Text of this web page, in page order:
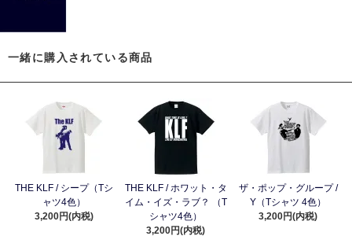
一緒に購入されている商品
THE KLF / シープ（Tシ
ャツ4色）
3,200円(内税)
THE KLF / ホワット・タ
イム・イズ・ラブ？ （T
シャツ4色）
3,200円(内税)
ザ・ポップ・グループ /
Y（Tシャツ 4色）
3,200円(内税)